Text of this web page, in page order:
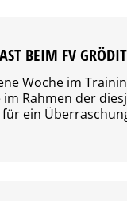
BEIM FV
Woche im
Rahmen der
ein
dabei